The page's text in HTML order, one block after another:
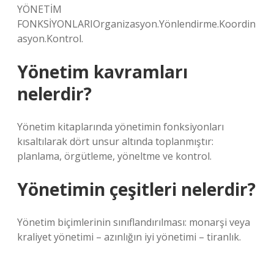
YÖNETİM
FONKSİYONLARIOrganizasyon.Yönlendirme.Koordin
asyon.Kontrol.
Yönetim kavramları
nelerdir?
Yönetim kitaplarında yönetimin fonksiyonları
kısaltılarak dört unsur altında toplanmıştır:
planlama, örgütleme, yöneltme ve kontrol.
Yönetimin çeşitleri nelerdir?
Yönetim biçimlerinin sınıflandırılması: monarşi veya
kraliyet yönetimi – ​​azınlığın iyi yönetimi – tiranlık.